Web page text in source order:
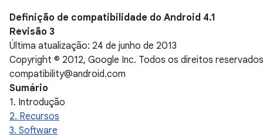
Definição de compatibilidade do Android 4.1
Revisão 3
Última atualização: 24 de junho de 2013
Copyright © 2012, Google Inc. Todos os direitos
compatibility@android.com
Sumário
1. Introdução
2. Recursos
3. Software